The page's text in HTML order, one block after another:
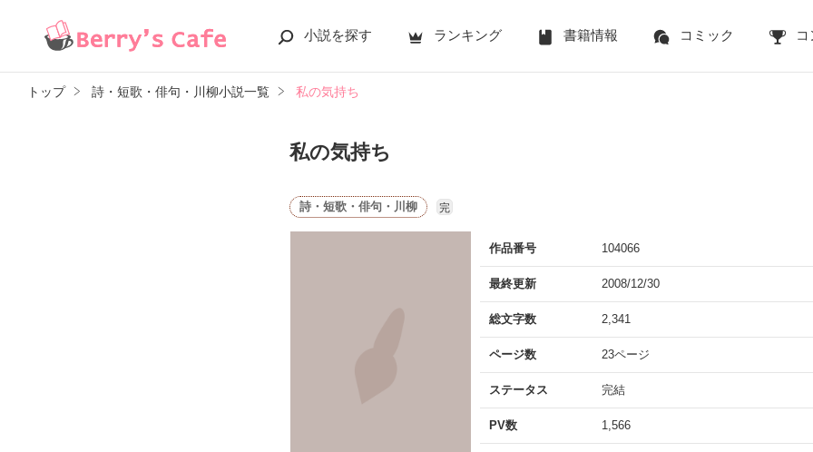
小説を探す ランキング 書籍情報 コミック
トップ 詩・短歌・俳句・川柳小説一覧 私の気持ち
私の気持ち
詩・短歌・俳句・川柳 完
作品番号 104066
最終更新 2008/12/30
総文字数 2,341
ページ数 23ページ
ステータス 完結
PV数 1,566